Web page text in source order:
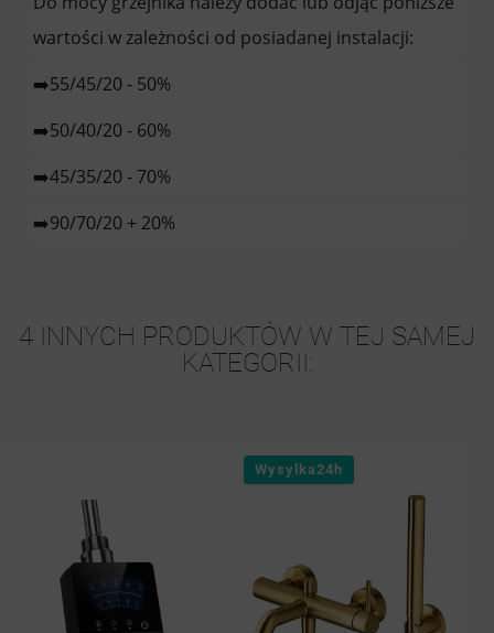
wartości w zależności od posiadanej instalacji:
➡️55/45/20 - 50%
➡️50/40/20 - 60%
➡️45/35/20 - 70%
➡️90/70/20 + 20%
4 INNYCH PRODUKTÓW W TEJ SAMEJ
KATEGORII:
Wysylka24h